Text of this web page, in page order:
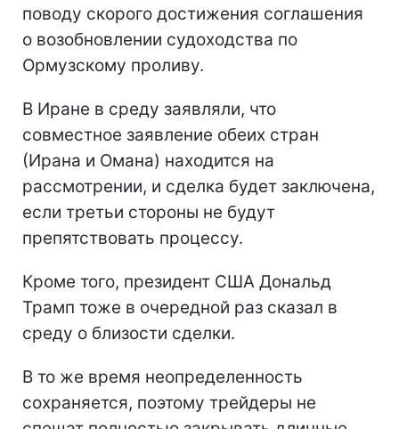
поводу скорого достижения соглашения
о возобновлении судоходства по
Ормузскому проливу.
В Иране в среду заявляли, что
совместное заявление обеих стран
(Ирана и Омана) находится на
рассмотрении, и сделка будет заключена,
если третьи стороны не будут
препятствовать процессу.
Кроме того, президент США Дональд
Трамп тоже в очередной раз сказал в
среду о близости сделки.
В то же время неопределенность
сохраняется, поэтому трейдеры не